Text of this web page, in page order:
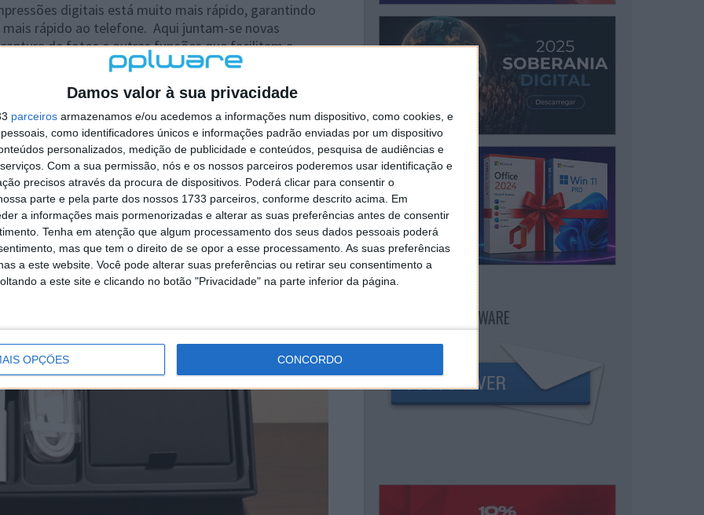
Damos valor à sua privacidade
parceiros armazenamos e/ou acedemos a informações num dispositivo, como cookies, e
como identificadores únicos e informações padrão enviadas por um dispositivo
personalizados, medição de publicidade e conteúdos, pesquisa de audiências e
Com a sua permissão, nós e os nossos parceiros poderemos usar identificação e
precisos através da procura de dispositivos. Poderá clicar para consentir o
parte e pela parte dos nossos 1733 parceiros, conforme descrito acima. Em
a informações mais pormenorizadas e alterar as suas preferências antes de consentir
Tenha em atenção que algum processamento dos seus dados pessoais poderá
mas que tem o direito de se opor a esse processamento. As suas preferências
a este website. Você pode alterar suas preferências ou retirar seu consentimento a
a este site e clicando no botão "Privacidade" na parte inferior da página.
OPÇÕES CONCORDO
digitais está muito mais rápido, garantindo
rápido ao telefone. Aqui juntam-se novas
de fotos e outras funções que facilitam a
na traseira e 8 megapixéis na frente. Associado
de funcionalidades que permitem ter imagens
NEWSLETTER PPLWARE